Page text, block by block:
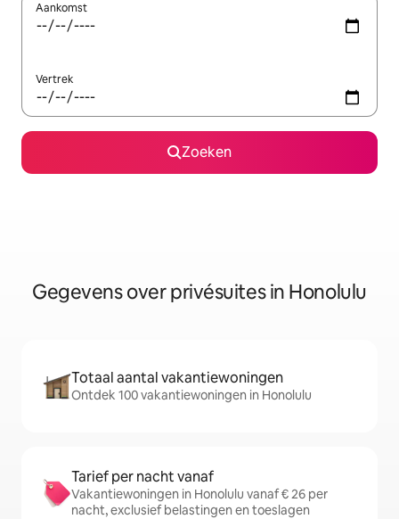
Aankomst
Vertrek
Zoeken
Gegevens over privésuites in Honolulu
Totaal aantal vakantiewoningen
Ontdek 100 vakantiewoningen in Honolulu
Tarief per nacht vanaf
Vakantiewoningen in Honolulu vanaf € 26 per
nacht, exclusief belastingen en toeslagen